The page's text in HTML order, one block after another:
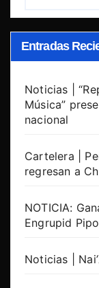
Entradas
Noticias |
Música”
nacional
Cartelera |
regresan a
NOTICIA:
Engrupid
Noticias |